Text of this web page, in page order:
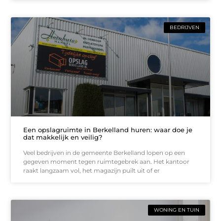
BEDRIJVEN
Een opslagruimte in Berkelland huren: waar doe je
dat makkelijk en veilig?
Veel bedrijven in de gemeente Berkelland lopen op een
gegeven moment tegen ruimtegebrek aan. Het kantoor
raakt langzaam vol, het magazijn puilt uit of er
WONING EN TUIN